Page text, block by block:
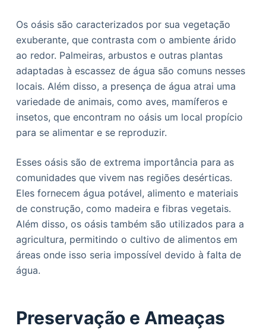
Os oásis são caracterizados por sua vegetação
exuberante, que contrasta com o ambiente árido
ao redor. Palmeiras, arbustos e outras plantas
adaptadas à escassez de água são comuns nesses
locais. Além disso, a presença de água atrai uma
variedade de animais, como aves, mamíferos e
insetos, que encontram no oásis um local propício
para se alimentar e se reproduzir.
Esses oásis são de extrema importância para as
comunidades que vivem nas regiões desérticas.
Eles fornecem água potável, alimento e materiais
de construção, como madeira e fibras vegetais.
Além disso, os oásis também são utilizados para a
agricultura, permitindo o cultivo de alimentos em
áreas onde isso seria impossível devido à falta de
água.
Preservação e Ameaças